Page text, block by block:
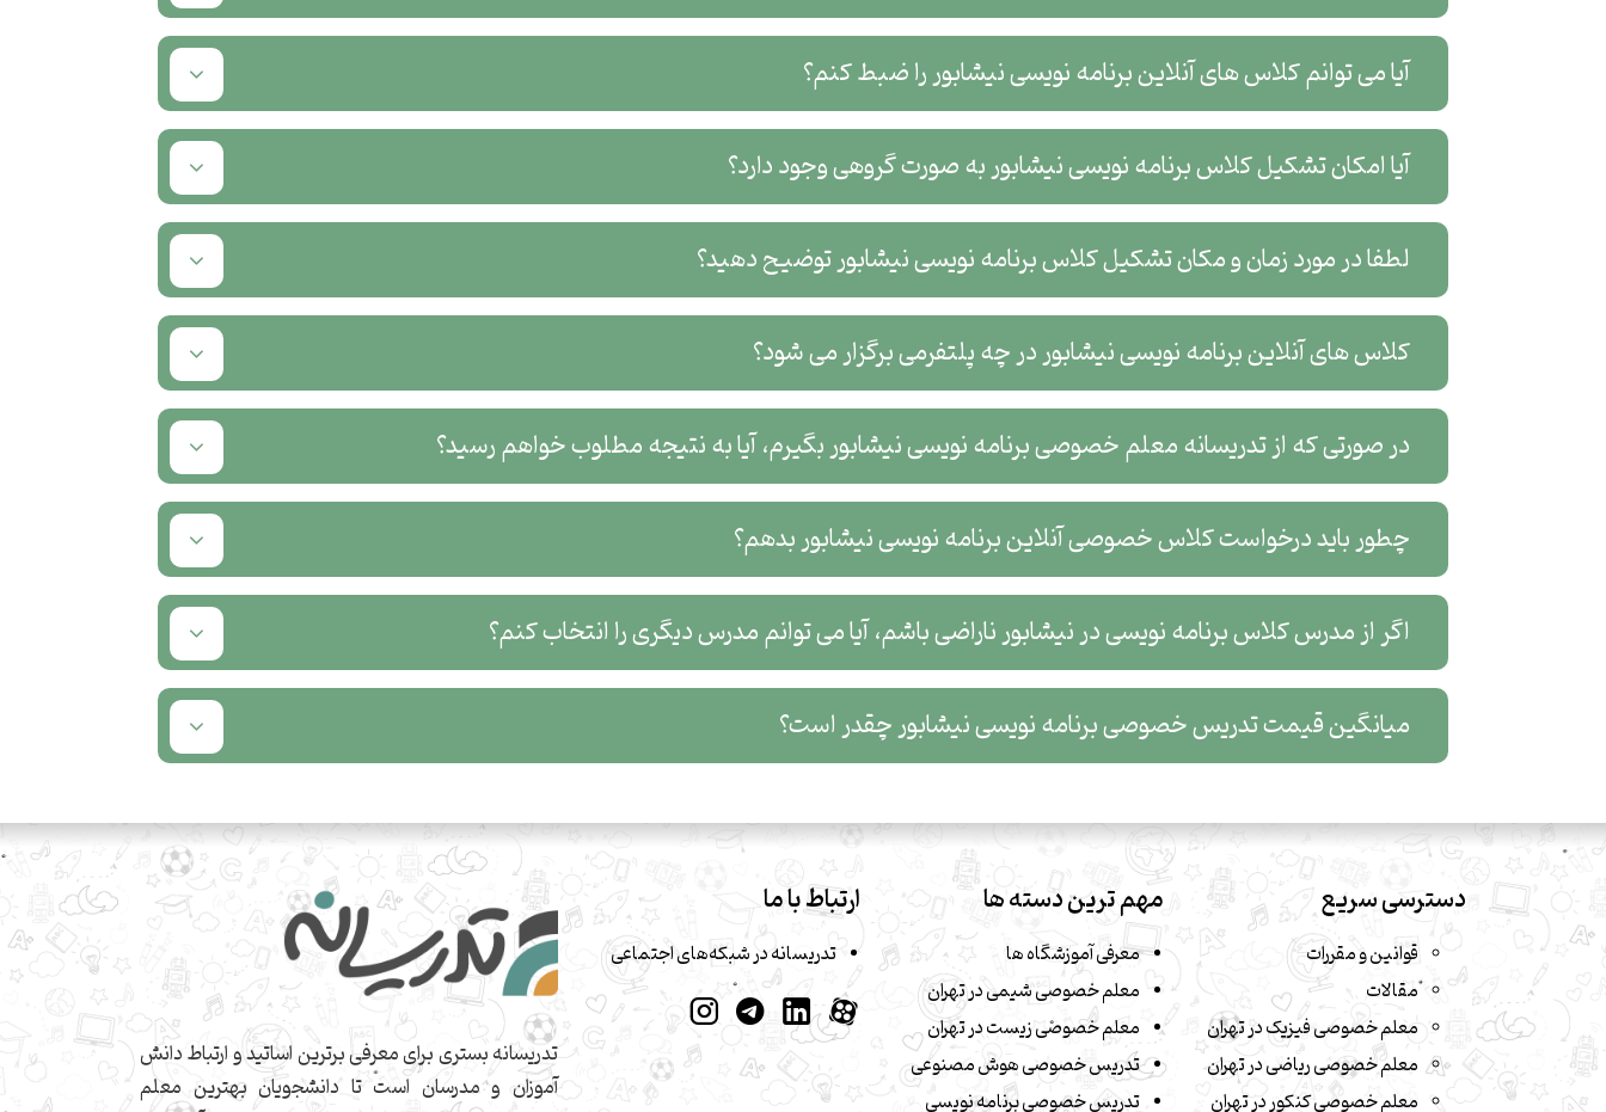
آیا می توانم کلاس های آنلاین برنامه نویسی نیشابور را ضبط کنم؟
آیا امکان تشکیل کلاس برنامه نویسی نیشابور به صورت گروهی وجود دارد؟
لطفا در مورد زمان و مکان تشکیل کلاس برنامه نویسی نیشابور توضیح دهید؟
کلاس های آنلاین برنامه نویسی نیشابور در چه پلتفرمی برگزار می شود؟
در صورتی که از تدریسانه معلم خصوصی برنامه نویسی نیشابور بگیرم، آیا به نتیجه مطلوب خواهم رسید؟
چطور باید درخواست کلاس خصوصی آنلاین برنامه نویسی نیشابور بدهم؟
اگر از مدرس کلاس برنامه نویسی در نیشابور ناراضی باشم، آیا می توانم مدرس دیگری را انتخاب کنم؟
میانگین قیمت تدریس خصوصی برنامه نویسی نیشابور چقدر است؟
دسترسی سریع
قوانین و مقررات
مقالات
معلم خصوصی فیزیک در تهران
معلم خصوصی ریاضی در تهران
معلم خصوصی کنکور در تهران
مهم ترین دسته ها
معرفی آموزشگاه ها
معلم خصوصی شیمی در تهران
معلم خصوصی زیست در تهران
تدریس خصوصی هوش مصنوعی
تدریس خصوصی برنامه نویسی
ارتباط با ما
تدریسانه در شبکه‌های اجتماعی
تدریسانه بستری برای معرفی برترین اساتید و ارتباط دانش
آموزان و مدرسان است تا دانشجویان بهترین معلم